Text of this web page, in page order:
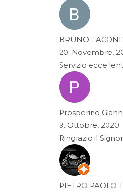
BRUNO
20. Novembre,
Servizio
Prosperino
9. Ottobre, 2020.
Ringrazio il
PIETRO PAOLO